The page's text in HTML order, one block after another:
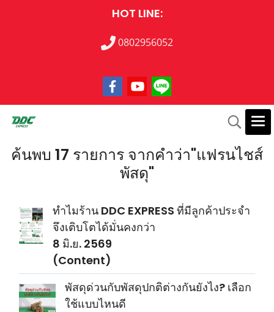
HOT LINE:
0802956052
ค้นพบ 17 รายการ จากคำว่า"แฟรนไชส์
พัสดุ"
ทำไมร้าน DDC EXPRESS ที่มีลูกค้าประจำ
จึงเติบโตได้มั่นคงกว่า
8 มิ.ย. 2569
(Content)
พัสดุด่วนกับพัสดุปกติต่างกันยังไง? เลือก
ใช้แบบไหนดี